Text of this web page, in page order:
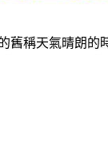
稱天氣晴朗